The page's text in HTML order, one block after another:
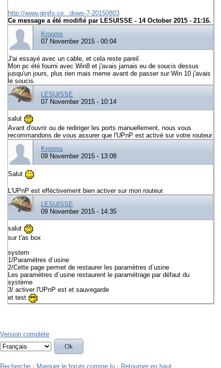
http://www.ginjfo.co...dows-7-20150803
Ce message a été modifié par LESUISSE - 14 October 2015 - 21:16.
Krooms
07 November 2015 - 00:04
J'ai essayé avec un cable, et cela reste pareil.
Mon pc été fourni avec Win8 et j'avais jamais eu de soucis dessus
jusqu'un jours, plus rien mais meme avant de passer sur Win 10 j'avais
le soucis.
LESUISSE
07 November 2015 - 10:14
salut
Avant d'ouvrir ou de rediriger les ports manuellement, nous vous
recommandons de vous assurer que l'UPnP est activé sur votre routeur
Krooms
09 November 2015 - 13:08
Salut
L'UPnP est efféctivement bien activer sur mon routeur.
LESUISSE
09 November 2015 - 14:35
salut
sur t'as box
system
1/Paramètres d´usine
2/Cette page permet de restaurer les paramètres d´usine
Les paramètres d´usine restaurent le paramétrage par défaut du
système
3/ activer l'UPnP est et sauvegarde
et test
Version complète
Recherche · Marquer le forum comme lu · Retourner en haut